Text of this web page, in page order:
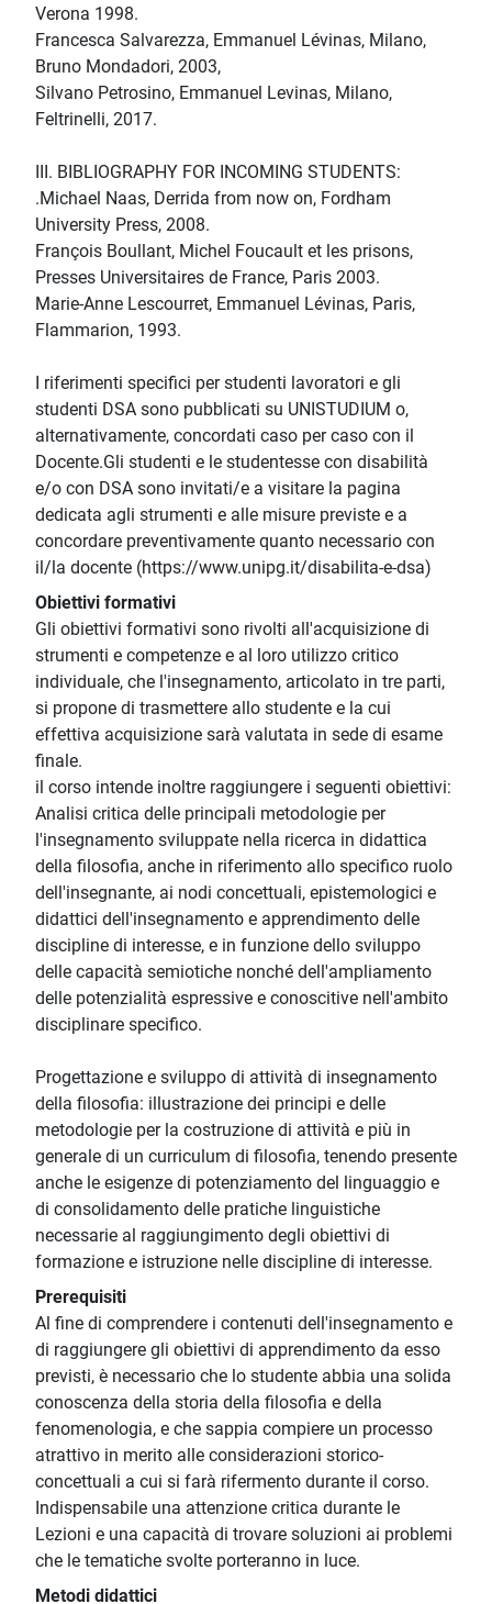
Verona 1998.
Francesca Salvarezza, Emmanuel Lévinas, Milano,
Bruno Mondadori, 2003,
Silvano Petrosino, Emmanuel Levinas, Milano,
Feltrinelli, 2017.
III. BIBLIOGRAPHY FOR INCOMING STUDENTS:
.Michael Naas, Derrida from now on, Fordham
University Press, 2008.
François Boullant, Michel Foucault et les prisons,
Presses Universitaires de France, Paris 2003.
Marie-Anne Lescourret, Emmanuel Lévinas, Paris,
Flammarion, 1993.
I riferimenti specifici per studenti lavoratori e gli
studenti DSA sono pubblicati su UNISTUDIUM o,
alternativamente, concordati caso per caso con il
Docente.Gli studenti e le studentesse con disabilità
e/o con DSA sono invitati/e a visitare la pagina
dedicata agli strumenti e alle misure previste e a
concordare preventivamente quanto necessario con
il/la docente (https://www.unipg.it/disabilita-e-dsa)
Obiettivi formativi
Gli obiettivi formativi sono rivolti all'acquisizione di
strumenti e competenze e al loro utilizzo critico
individuale, che l'insegnamento, articolato in tre parti,
si propone di trasmettere allo studente e la cui
effettiva acquisizione sarà valutata in sede di esame
finale.
il corso intende inoltre raggiungere i seguenti obiettivi:
Analisi critica delle principali metodologie per
l'insegnamento sviluppate nella ricerca in didattica
della filosofia, anche in riferimento allo specifico ruolo
dell'insegnante, ai nodi concettuali, epistemologici e
didattici dell'insegnamento e apprendimento delle
discipline di interesse, e in funzione dello sviluppo
delle capacità semiotiche nonché dell'ampliamento
delle potenzialità espressive e conoscitive nell'ambito
disciplinare specifico.
Progettazione e sviluppo di attività di insegnamento
della filosofia: illustrazione dei principi e delle
metodologie per la costruzione di attività e più in
generale di un curriculum di filosofia, tenendo presente
anche le esigenze di potenziamento del linguaggio e
di consolidamento delle pratiche linguistiche
necessarie al raggiungimento degli obiettivi di
formazione e istruzione nelle discipline di interesse.
Prerequisiti
Al fine di comprendere i contenuti dell'insegnamento e
di raggiungere gli obiettivi di apprendimento da esso
previsti, è necessario che lo studente abbia una solida
conoscenza della storia della filosofia e della
fenomenologia, e che sappia compiere un processo
atrattivo in merito alle considerazioni storico-
concettuali a cui si farà rifermento durante il corso.
Indispensabile una attenzione critica durante le
Lezioni e una capacità di trovare soluzioni ai problemi
che le tematiche svolte porteranno in luce.
Metodi didattici